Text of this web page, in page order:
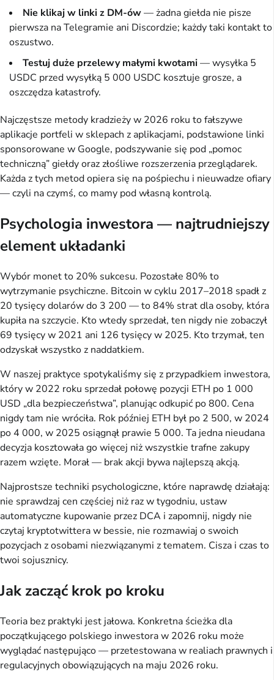
Nie klikaj w linki z DM-ów— żadna giełda nie pisze
pierwsza na Telegramie ani Discordzie; każdy taki kontakt to
oszustwo.
Testuj duże przelewy małymi kwotami— wysyłka 5
USDC przed wysyłką 5 000 USDC kosztuje grosze, a
oszczędza katastrofy.
Najczęstsze metody kradzieży w 2026 roku to fałszywe
aplikacje portfeli w sklepach z aplikacjami, podstawione linki
sponsorowane w Google, podszywanie się pod „pomoc
techniczną” giełdy oraz złośliwe rozszerzenia przeglądarek.
Każda z tych metod opiera się na pośpiechu i nieuwadze ofiary
— czyli na czymś, co mamy pod własną kontrolą.
Psychologia inwestora — najtrudniejszy
element układanki
Wybór monet to 20% sukcesu. Pozostałe 80% to
wytrzymanie psychiczne. Bitcoin w cyklu 2017–2018 spadł z
20 tysięcy dolarów do 3 200 — to 84% strat dla osoby, która
kupiła na szczycie. Kto wtedy sprzedał, ten nigdy nie zobaczył
69 tysięcy w 2021 ani 126 tysięcy w 2025. Kto trzymał, ten
odzyskał wszystko z naddatkiem.
W naszej praktyce spotykaliśmy się z przypadkiem inwestora,
który w 2022 roku sprzedał połowę pozycji ETH po 1 000
USD „dla bezpieczeństwa”, planując odkupić po 800. Cena
nigdy tam nie wróciła. Rok później ETH był po 2 500, w 2024
po 4 000, w 2025 osiągnął prawie 5 000. Ta jedna nieudana
decyzja kosztowała go więcej niż wszystkie trafne zakupy
razem wzięte. Morał — brak akcji bywa najlepszą akcją.
Najprostsze techniki psychologiczne, które naprawdę działają:
nie sprawdzaj cen częściej niż raz w tygodniu, ustaw
automatyczne kupowanie przez DCA i zapomnij, nigdy nie
czytaj kryptotwittera w bessie, nie rozmawiaj o swoich
pozycjach z osobami niezwiązanymi z tematem. Cisza i czas to
twoi sojusznicy.
Jak zacząć krok po kroku
Teoria bez praktyki jest jałowa. Konkretna ścieżka dla
początkującego polskiego inwestora w 2026 roku może
wyglądać następująco — przetestowana w realiach prawnych i
regulacyjnych obowiązujących na maju 2026 roku.